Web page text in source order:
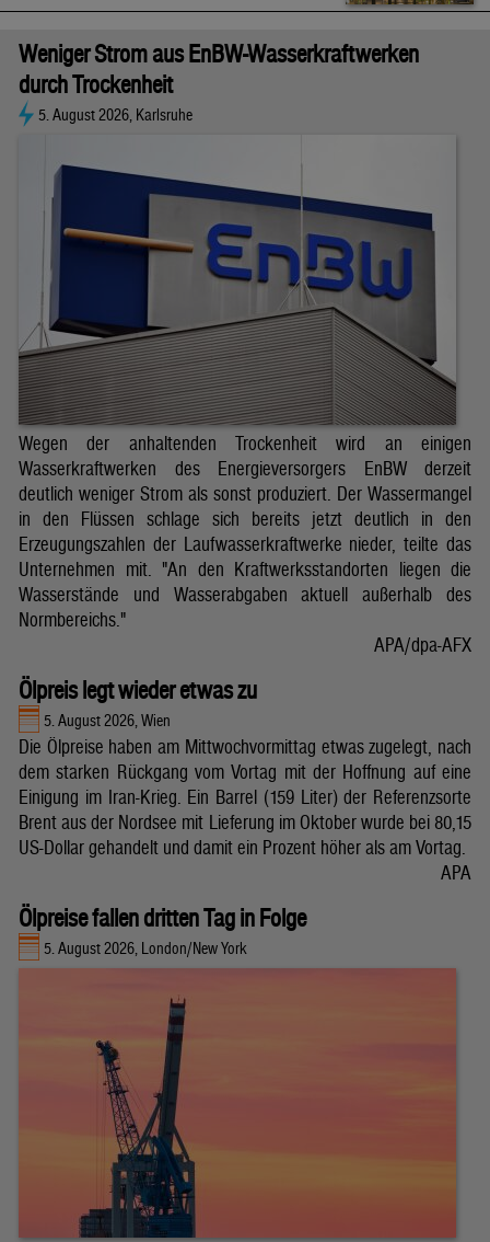
Weniger Strom aus EnBW-Wasserkraftwerken
durch Trockenheit
5. August 2026, Karlsruhe
Wegen der anhaltenden Trockenheit wird an einigen
Wasserkraftwerken des Energieversorgers EnBW derzeit
deutlich weniger Strom als sonst produziert. Der Wassermangel
in den Flüssen schlage sich bereits jetzt deutlich in den
Erzeugungszahlen der Laufwasserkraftwerke nieder, teilte das
Unternehmen mit. "An den Kraftwerksstandorten liegen die
Wasserstände und Wasserabgaben aktuell außerhalb des
Normbereichs."
APA/dpa-AFX
Ölpreis legt wieder etwas zu
5. August 2026, Wien
Die Ölpreise haben am Mittwochvormittag etwas zugelegt, nach
dem starken Rückgang vom Vortag mit der Hoffnung auf eine
Einigung im Iran-Krieg. Ein Barrel (159 Liter) der Referenzsorte
Brent aus der Nordsee mit Lieferung im Oktober wurde bei 80,15
US-Dollar gehandelt und damit ein Prozent höher als am Vortag.
APA
Ölpreise fallen dritten Tag in Folge
5. August 2026, London/New York